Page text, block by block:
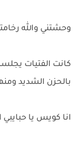
وحشتني والله
كانت الفتيات
بالحزن الشديد
انا كويس يا